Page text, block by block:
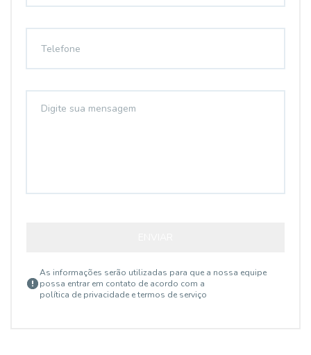
As informações serão utilizadas para que a nossa equipe
possa entrar em contato de acordo com a
política de privacidade e termos de serviço